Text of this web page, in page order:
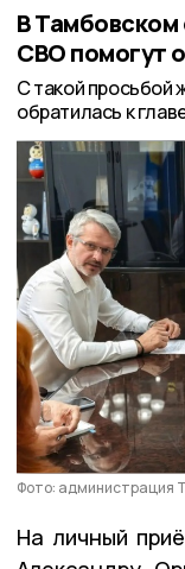
В Тамбовском
СВО помогут
С такой просьбой
обратилась к
Фото: администрация
На личный